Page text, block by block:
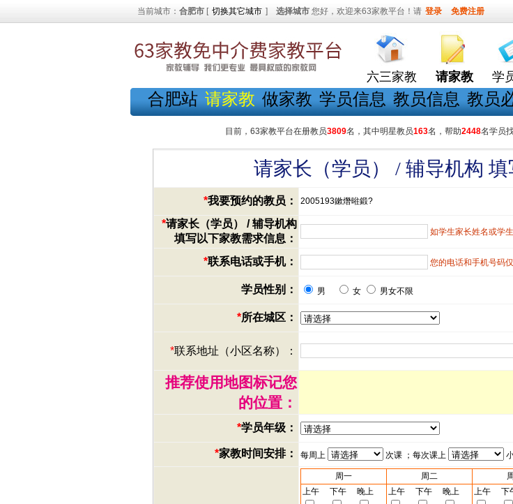
当前城市： 合肥市 [ 切换其它城市 ] 选择城市 您好，欢迎来63家教平台！请 登录 免费注册
六三家教 请家教 学
合肥站 请家教 做家教 学员信息 教员信息 教员
目前，63家教平台在册教员3809名，其中明星教员163名，帮助2448名学员
请家长（学员） / 辅导机构
*我要预约的教员： 2005193鏉熸暀鍛?
*请家长（学员） / 辅导机构
填写以下家教需求信息：
如学生家长姓名或学
*联系电话或手机： 您的电话和手机号码
学员性别： 男 女 男女不限
*所在城区：
*联系地址（小区名称）：
推荐使用地图标记您
的位置：
*学员年级：
*家教时间安排： 每周上 次课 ；每次课上
周一 周二
上午
下午 晚上 上午 下午 晚上 上午 下